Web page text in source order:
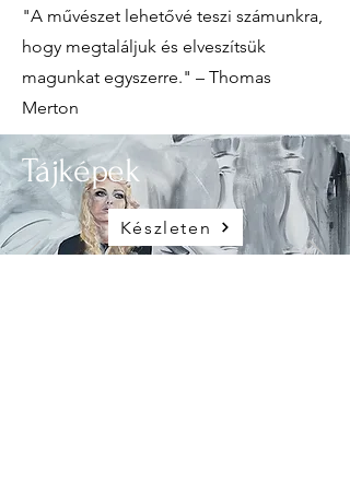
"A művészet lehetővé teszi számunkra,
hogy megtaláljuk és elveszítsük
magunkat egyszerre." – Thomas
Merton
Tájképek
Készleten